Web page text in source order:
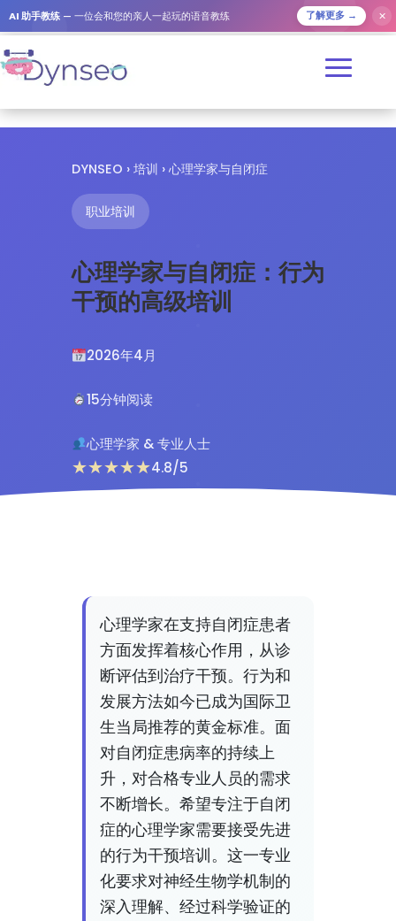
AI 助手教练 — 一位会和您的亲人一起玩的语音教练 了解更多 → ✕
DYNSEO › 培训 › 心理学家与自闭症
职业培训
心理学家与自闭症：行为
干预的高级培训
2026年4月
15分钟阅读
心理学家 & 专业人士
★★★★★4.8/5
心理学家在支持自闭症患者
方面发挥着核心作用，从诊
断评估到治疗干预。行为和
发展方法如今已成为国际卫
生当局推荐的黄金标准。面
对自闭症患病率的持续上
升，对合格专业人员的需求
不断增长。希望专注于自闭
症的心理学家需要接受先进
的行为干预培训。这一专业
化要求对神经生物学机制的
深入理解、经过科学验证的